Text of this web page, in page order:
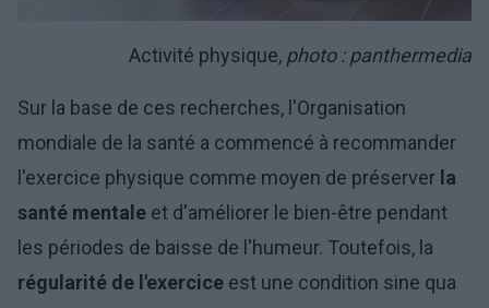
Activité physique, photo : panthermedia
Sur la base de ces recherches, l'Organisation
mondiale de la santé a commencé à recommander
l'exercice physique comme moyen de préserver la
santé mentale et d'améliorer le bien-être pendant
les périodes de baisse de l'humeur. Toutefois, la
régularité de l'exercice est une condition sine qua